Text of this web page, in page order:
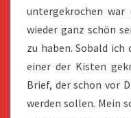
untergekrochen war
wieder ganz schön
zu haben. Sobald ich
einer der Kisten
Brief, der schon vor
werden sollen. Mein